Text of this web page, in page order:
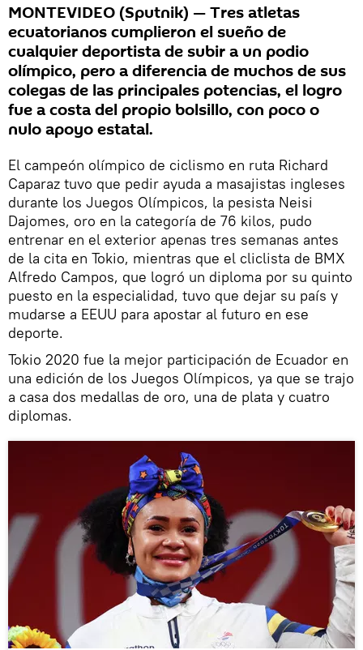
MONTEVIDEO (Sputnik) — Tres atletas
ecuatorianos cumplieron el sueño de
cualquier deportista de subir a un podio
olímpico, pero a diferencia de muchos de sus
colegas de las principales potencias, el logro
fue a costa del propio bolsillo, con poco o
nulo apoyo estatal.
El campeón olímpico de ciclismo en ruta Richard
Caparaz tuvo que pedir ayuda a masajistas ingleses
durante los Juegos Olímpicos, la pesista Neisi
Dajomes, oro en la categoría de 76 kilos, pudo
entrenar en el exterior apenas tres semanas antes
de la cita en Tokio, mientras que el cliclista de BMX
Alfredo Campos, que logró un diploma por su quinto
puesto en la especialidad, tuvo que dejar su país y
mudarse a EEUU para apostar al futuro en ese
deporte.
Tokio 2020 fue la mejor participación de Ecuador en
una edición de los Juegos Olímpicos, ya que se trajo
a casa dos medallas de oro, una de plata y cuatro
diplomas.